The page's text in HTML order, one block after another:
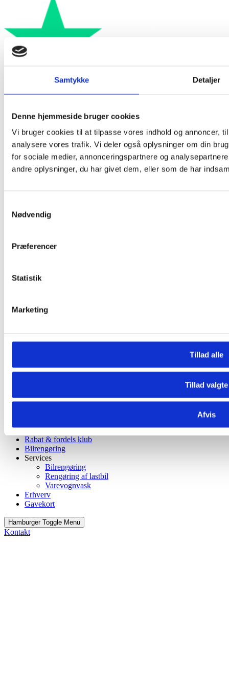
Samtykke Detaljer
Denne hjemmeside bruger cookies
Vi bruger cookies til at tilpasse vores indhold og annoncer,
analysere vores trafik. Vi deler også oplysninger om din
for sociale medier, annonceringspartnere og
andre oplysninger, du har givet dem, eller som de har
Nødvendig
Præferencer
Statistik
Marketing
Tillad alle
Tillad valgte
Afvis
Company
Om os
Kontakt os
Rabat & fordels klub
Erhverv
FAQ
Varevognvask
Diverse
Handelsbetingelser
Bestil nu
Rabat & fordels klub
Bilrengøring
Services
Bilrengøring
Rengøring af lastbil
Varevognvask
Erhverv
Gavekort
Hamburger Toggle Menu
Kontakt